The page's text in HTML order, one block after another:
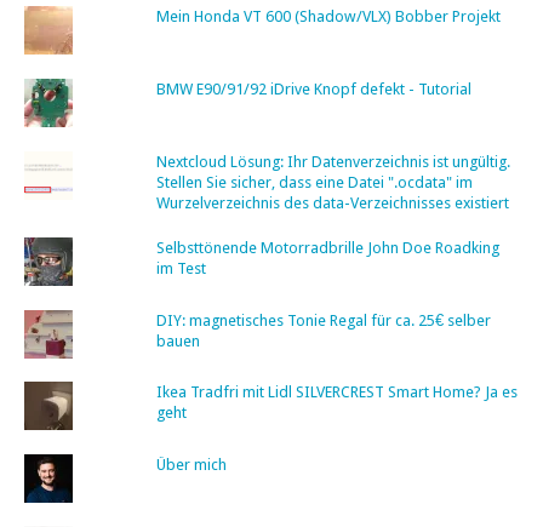
Mein Honda VT 600 (Shadow/VLX) Bobber Projekt
BMW E90/91/92 iDrive Knopf defekt - Tutorial
Nextcloud Lösung: Ihr Datenverzeichnis ist ungültig.
Stellen Sie sicher, dass eine Datei ".ocdata" im
Wurzelverzeichnis des data-Verzeichnisses existiert
Selbsttönende Motorradbrille John Doe Roadking
im Test
DIY: magnetisches Tonie Regal für ca. 25€ selber
bauen
Ikea Tradfri mit Lidl SILVERCREST Smart Home? Ja es
geht
Über mich